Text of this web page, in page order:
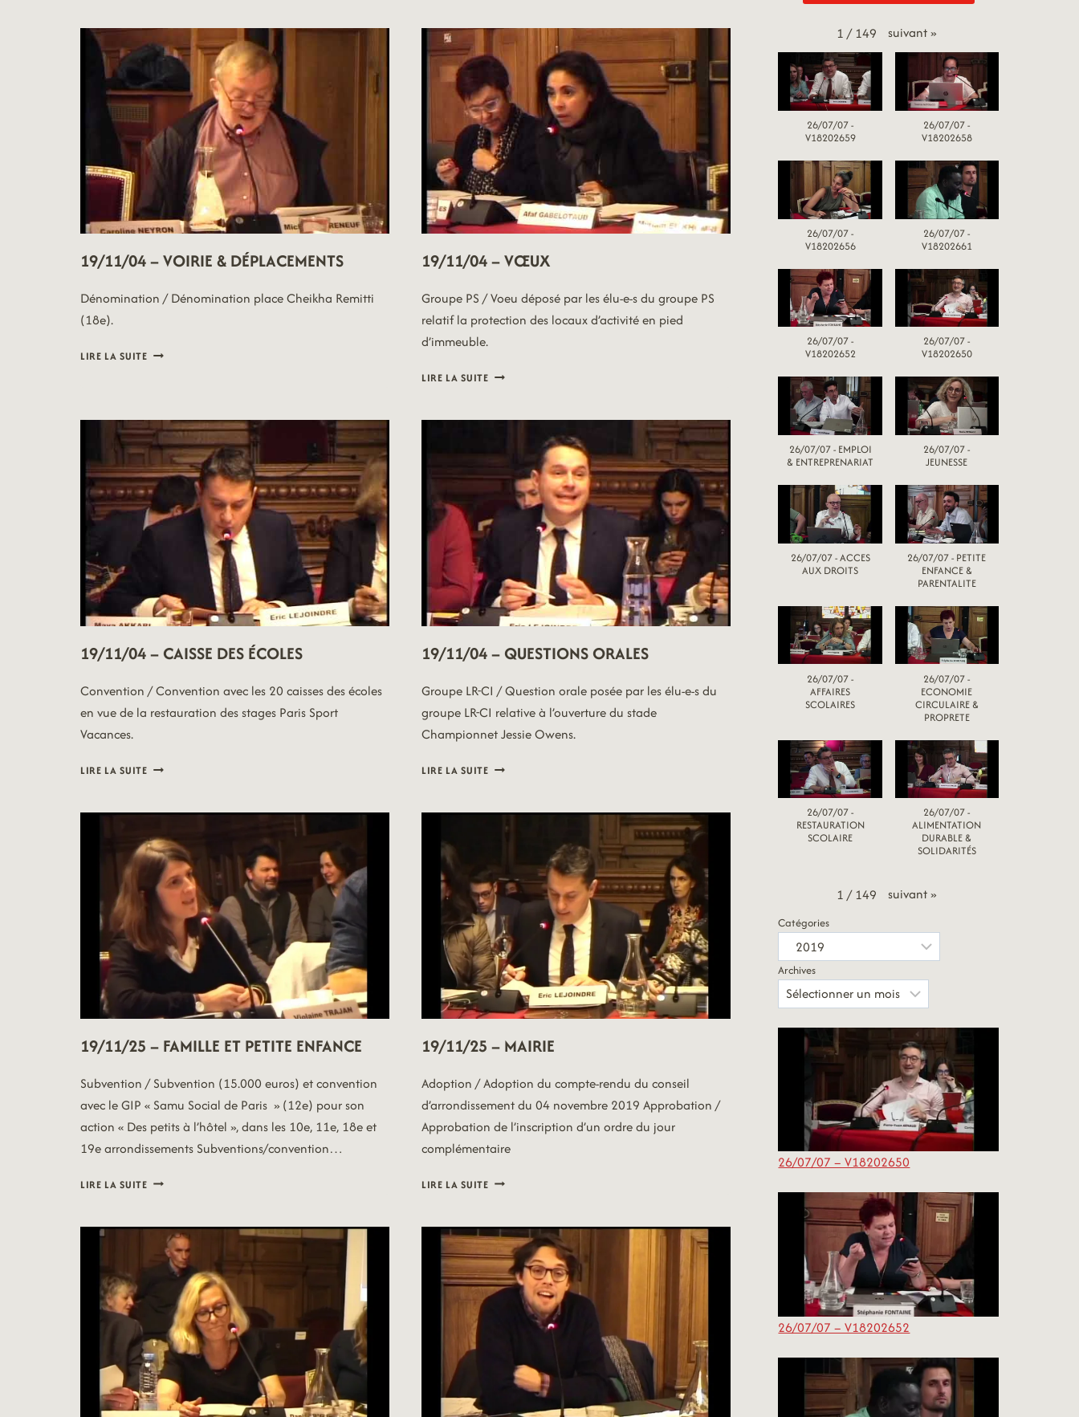
GÉNÉRALES
19/11/04 – VOIRIE & DÉPLACEMENTS
Dénomination / Dénomination place Cheikha Remitti
(18e).
LIRE LA SUITE19/11/04
DÉPLACEMENTS
19/11/04 – VŒUX
Groupe PS / Voeu déposé par les élu-e-s du groupe PS
relatif la protection des locaux d’activité en pied
d’immeuble.
LIRE LA SUITE19/11/04
19/11/04 – CAISSE DES ÉCOLES
Convention / Convention avec les 20 caisses des écoles
en vue de la restauration des stages Paris Sport
Vacances.
LIRE LA SUITE19/11/04
DES
ÉCOLES
19/11/04 – QUESTIONS ORALES
Groupe LR-CI / Question orale posée par les élu-e-s du
groupe LR-CI relative à l’ouverture du stade
Championnet Jessie Owens.
LIRE LA SUITE19/11/04
ORALES
19/11/25 – FAMILLE ET PETITE ENFANCE
Subvention / Subvention (15.000 euros) et convention
avec le GIP « Samu Social de Paris » (12e) pour son
action « Des petits à l’hôtel », dans les 10e, 11e, 18e et
19e arrondissements Subventions/convention…
LIRE LA SUITE19/11/25
ET
PETITE
ENFANCE
19/11/25 – MAIRIE
Adoption / Adoption du compte-rendu du conseil
d’arrondissement du 04 novembre 2019 Approbation /
Approbation de l’inscription d’un ordre du jour
complémentaire
LIRE LA SUITE19/11/25
1 / 149 suivant»
26/07/07 -
V18202659
26/07/07 -
V18202658
26/07/07 -
V18202656
26/07/07 -
V18202661
26/07/07 -
V18202652
26/07/07 -
V18202650
26/07/07 - EMPLOI
& ENTREPRENARIAT
26/07/07 -
JEUNESSE
26/07/07 - ACCES
AUX DROITS
26/07/07 - PETITE
ENFANCE &
PARENTALITE
26/07/07 -
AFFAIRES
SCOLAIRES
26/07/07 -
ECONOMIE
CIRCULAIRE &
PROPRETE
26/07/07 -
RESTAURATION
SCOLAIRE
26/07/07 -
ALIMENTATION
DURABLE &
SOLIDARITÉS
1 / 149 suivant»
Catégories
Archives
26/07/07 – V18202650
26/07/07 – V18202652